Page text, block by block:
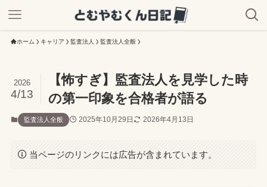
ホーム キャリア 監査法人 監査法人全般
【怖すぎ】監査法人を見学した時
の第一印象を合格者が語る
2026
4/13
監査法人全般 2025年10月29日 2026年4月13日
当ページのリンクには広告が含まれています。